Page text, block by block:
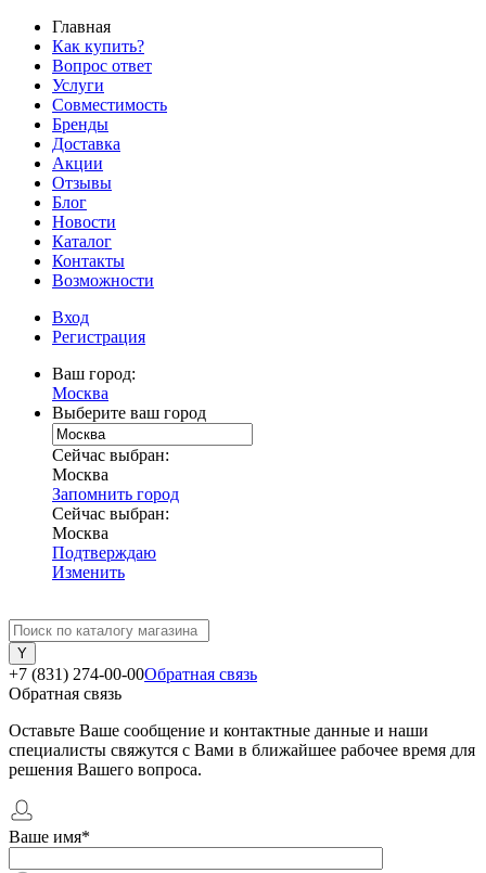
Главная
Как купить?
Вопрос ответ
Услуги
Совместимость
Бренды
Доставка
Акции
Отзывы
Блог
Новости
Каталог
Контакты
Возможности
Вход
Регистрация
Ваш город:
Москва
Выберите ваш город
Сейчас выбран:
Москва
Запомнить город
Сейчас выбран:
Москва
Подтверждаю
Изменить
+7 (831) 274-00-00Обратная связь
Обратная связь
Оставьте Ваше сообщение и контактные данные и наши
специалисты свяжутся с Вами в ближайшее рабочее время для
решения Вашего вопроса.
Ваше имя*